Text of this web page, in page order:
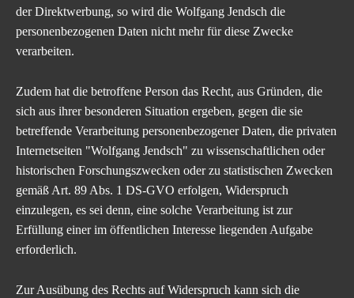
der Direktwerbung, so wird die Wolfgang Jendsch die
personenbezogenen Daten nicht mehr für diese Zwecke
verarbeiten.
Zudem hat die betroffene Person das Recht, aus Gründen, die
sich aus ihrer besonderen Situation ergeben, gegen die sie
betreffende Verarbeitung personenbezogener Daten, die privaten
Internetseiten "Wolfgang Jendsch" zu wissenschaftlichen oder
historischen Forschungszwecken oder zu statistischen Zwecken
gemäß Art. 89 Abs. 1 DS-GVO erfolgen, Widerspruch
einzulegen, es sei denn, eine solche Verarbeitung ist zur
Erfüllung einer im öffentlichen Interesse liegenden Aufgabe
erforderlich.
Zur Ausübung des Rechts auf Widerspruch kann sich die